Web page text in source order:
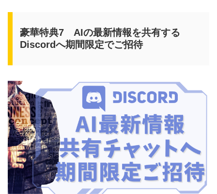
豪華特典7 AIの最新情報を共有する
Discordへ期間限定でご招待